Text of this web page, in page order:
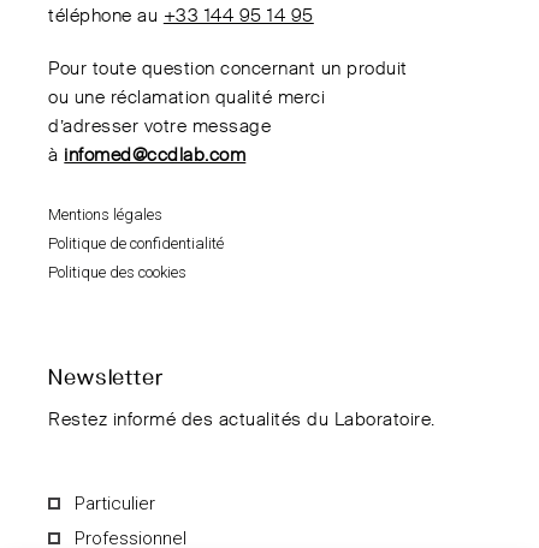
téléphone au +33 144 95 14 95
Pour toute question concernant un produit
ou une réclamation qualité merci
d’adresser votre message
à infomed@ccdlab.com
Mentions légales
Politique de confidentialité
Politique des cookies
Newsletter
Restez informé des actualités du Laboratoire.
Particulier
Professionnel